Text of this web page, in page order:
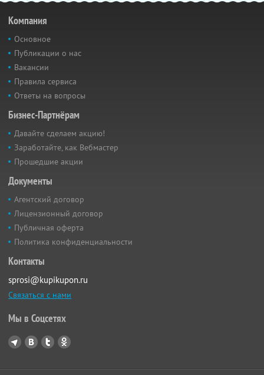
Компания
Основное
Публикации о нас
Вакансии
Правила сервиса
Ответы на вопросы
Бизнес-Партнёрам
Давайте сделаем акцию!
Заработайте, как Вебмастер
Прошедшие акции
Документы
Агентский договор
Лицензионный договор
Публичная оферта
Политика конфиденциальности
Контакты
sprosi@kupikupon.ru
Связаться с нами
Мы в Соцсетях